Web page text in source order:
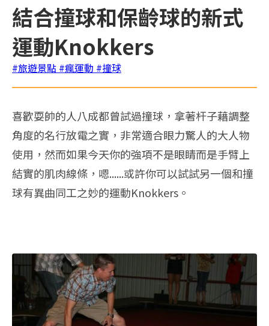
結合撞球和保齡球的新式
運動Knokkers
#旅遊景點 #瘋運動 #撞球
喜歡耍帥的人八成都曾試過撞球，拿著杆子藉調整
角度的名行放電之實，非常適合眼力驚人的大人物
使用，然而如果今天你的強項不是眼睛而是手臂上
結實的肌肉線條，嗯......或許你可以試試另一個和撞
球有異曲同工之妙的運動Knokkers。